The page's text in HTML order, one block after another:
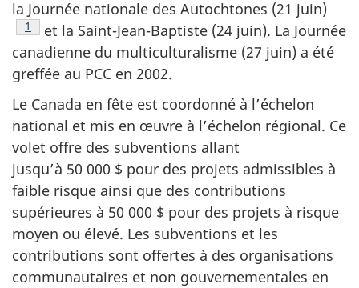
la Journée nationale des Autochtones (21 juin)
Note de bas de page
1
et la Saint-Jean-Baptiste (24 juin). La Journée
canadienne du multiculturalisme (27 juin) a été
greffée au PCC en 2002.
Le Canada en fête est coordonné à l’échelon
national et mis en œuvre à l’échelon régional. Ce
volet offre des subventions allant
jusqu’à 50 000 $ pour des projets admissibles à
faible risque ainsi que des contributions
supérieures à 50 000 $ pour des projets à risque
moyen ou élevé. Les subventions et les
contributions sont offertes à des organisations
communautaires et non gouvernementales en